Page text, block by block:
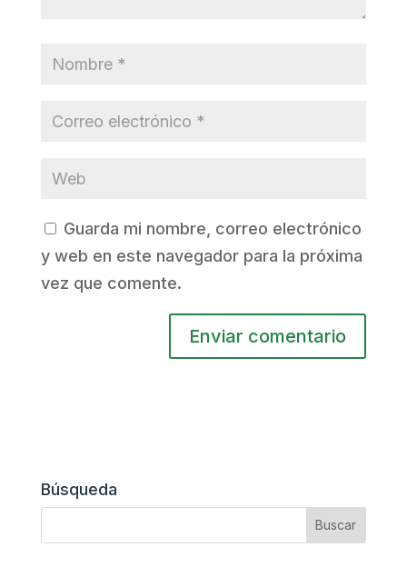
Guarda mi nombre, correo electrónico
y web en este navegador para la próxima
vez que comente.
Búsqueda